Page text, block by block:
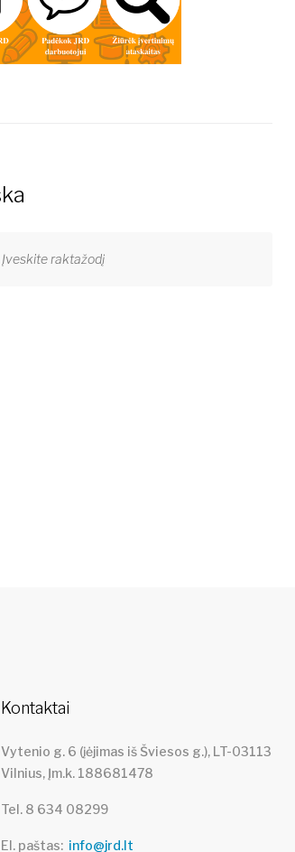
Kontaktai
Vytenio g. 6 (įėjimas iš Šviesos g.), LT-03113
Vilnius, Įm.k. 188681478
Tel. 8 634 08299
El. paštas info@jrd.lt